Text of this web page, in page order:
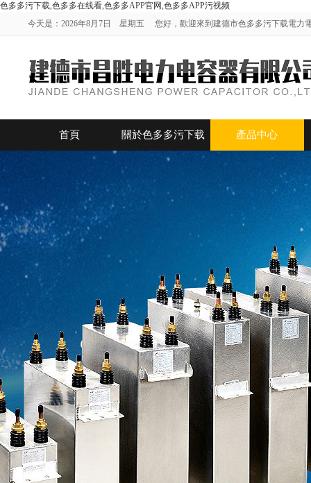
色多多污下载,色多多在线看,色多多APP官网,色多多APP污视频
今天是：2026年8月7日 星期五 您好，歡迎來到建德市色多多污下载電力電容
首頁 關於色多多污下载 產品中心